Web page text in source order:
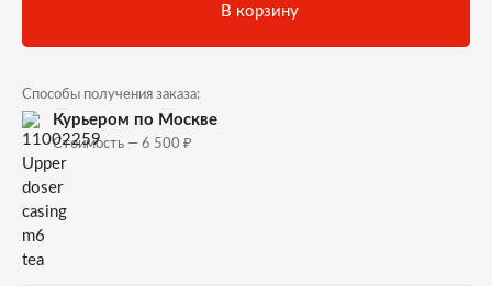
В корзину
Способы получения заказа:
Курьером по Москве
Стоимость — 6 500 ₽